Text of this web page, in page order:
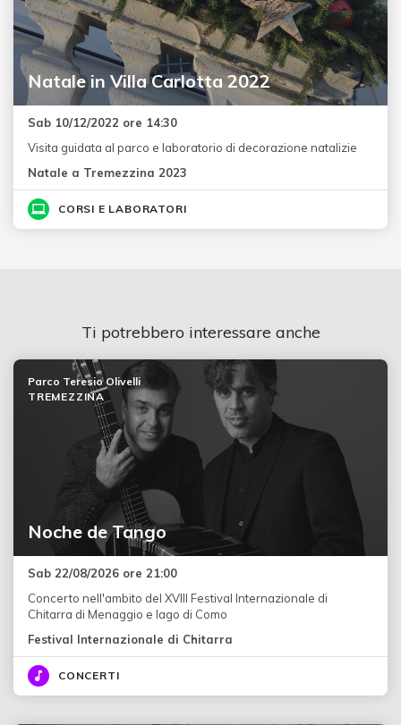
Natale in Villa Carlotta 2022
Sab 10/12/2022 ore 14:30
Visita guidata al parco e laboratorio di decorazione natalizie
Natale a Tremezzina 2023
CORSI E LABORATORI
Ti potrebbero interessare anche
Noche de Tango
Parco Teresio Olivelli
TREMEZZINA
Sab 22/08/2026 ore 21:00
Concerto nell'ambito del XVIII Festival Internazionale di
Chitarra di Menaggio e lago di Como
Festival Internazionale di Chitarra
CONCERTI